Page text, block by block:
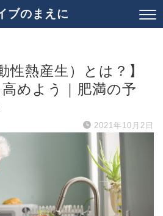
ブのまえに
性熱産生）とは？】
めよう｜肥満の予
2021年10月2日